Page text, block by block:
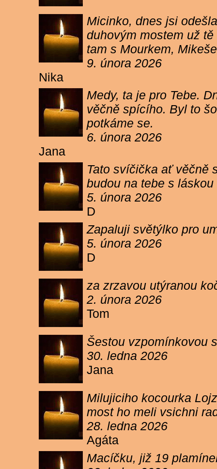
Micinko, dnes jsi
duhovým mostem už
tam s Mourkem,
9. února 2026
Nika
Medy, ta je pro Tebe.
věčně spícího. Byl to
potkáme se.
6. února 2026
Jana
Tato svíčička ať věčně
budou na tebe s
5. února 2026
D
Zapaluji světýlko pro
5. února 2026
D
za zrzavou utýranou
2. února 2026
Tom
Šestou vzpomínkovou
30. ledna 2026
Jana
Milujiciho kocourka
most ho meli vsichni
28. ledna 2026
Agáta
Macíčku, již 19